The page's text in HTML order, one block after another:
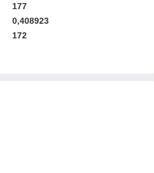
177
0,408923
172